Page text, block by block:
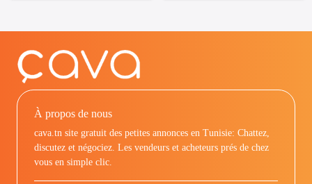
À propos de nous
cava.tn site gratuit des petites annonces en Tunisie: Chattez,
discutez et négociez. Les vendeurs et acheteurs prés de chez
vous en simple clic.